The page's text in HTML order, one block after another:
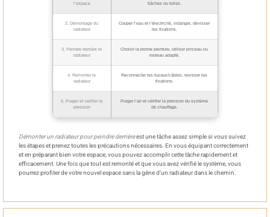
l’espace
bâches ou toiles.
2. Démontage du
radiateur
Couper l’eau et l’électricité, vidanger, dévisser
les fixations.
3. Peindre derrière le
radiateur
Choisir la bonne peinture, utiliser pinceau ou
rouleau adapté.
4. Remonter le
radiateur
Reconnecter les tuyaux/câbles, revisser les
fixations.
5. Purger et vérifier la
pression
Purger l’air et vérifier la pression du système
de chauffage.
Démonter un radiateur pour peindre derrièreest une tâche assez simple si vous suivez
les étapes et prenez toutes les précautions nécessaires. En vous équipant correctement
et en préparant bien votre espace, vous pouvez accomplir cette tâche rapidement et
efficacement. Une fois que tout est remonté et que vous avez vérifié le système, vous
pourrez profiter de votre nouvel espace sans la gêne d’un radiateur dans le chemin.